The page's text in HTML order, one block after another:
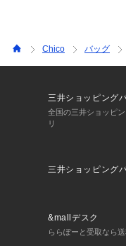
Chico バッグ
三井ショッピング
全国の三井ショッピ
リ
三井ショッピング
&mallデスク
ららぽーと受取なら